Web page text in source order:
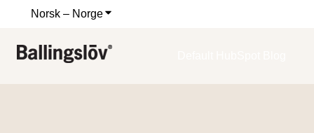
Norsk – NorgeVis undermeny for oversettelser